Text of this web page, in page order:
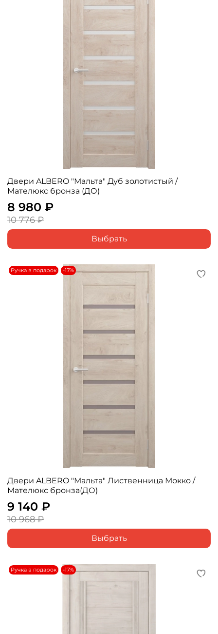
Двери ALBERO "Мальта" Дуб золотистый /
Мателюкс бронза (ДО)
8 980 ₽
10 776 ₽
Выбрать
Ручка в подарок -17%
Двери ALBERO "Мальта" Лиственница Мокко /
Мателюкс бронза(ДО)
9 140 ₽
10 968 ₽
Выбрать
Ручка в подарок -17%